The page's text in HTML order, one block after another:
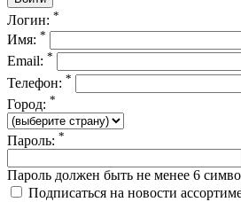
Логин: *
Имя: *
Email: *
Телефон: *
Город: *
Пароль: *
Пароль должен быть не менее 6
Подписаться на новости